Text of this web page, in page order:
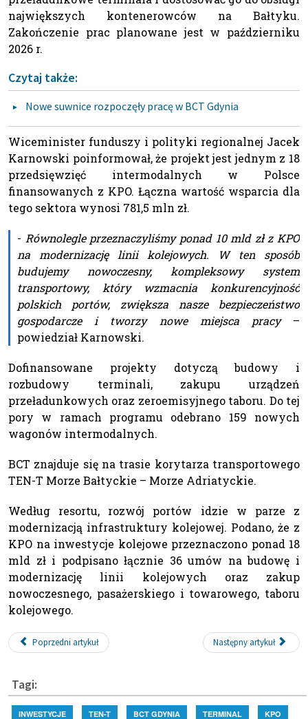
największych kontenerowców na Bałtyku.
Zakończenie prac planowane jest w październiku
2026 r.
Czytaj także:
Nowe suwnice rozpoczęły pracę w BCT Gdynia
Wiceminister funduszy i polityki regionalnej Jacek
Karnowski poinformował, że projekt jest jednym z 18
przedsięwzięć intermodalnych w Polsce
finansowanych z KPO. Łączna wartość wsparcia dla
tego sektora wynosi 781,5 mln zł.
- Równolegle przeznaczyliśmy ponad 10 mld zł z KPO
na modernizację linii kolejowych. W ten sposób
budujemy nowoczesny, kompleksowy system
transportowy, który wzmacnia konkurencyjność
polskich portów, zwiększa nasze bezpieczeństwo
gospodarcze i tworzy nowe miejsca pracy–
powiedział Karnowski.
Dofinansowane projekty dotyczą budowy i
rozbudowy terminali, zakupu urządzeń
przeładunkowych oraz zeroemisyjnego taboru. Do tej
pory w ramach programu odebrano 159 nowych
wagonów intermodalnych.
BCT znajduje się na trasie korytarza transportowego
TEN-T Morze Bałtyckie – Morze Adriatyckie.
Według resortu, rozwój portów idzie w parze z
modernizacją infrastruktury kolejowej. Podano, że z
KPO na inwestycje kolejowe przeznaczono ponad 18
mld zł i podpisano łącznie 36 umów na budowę i
modernizację linii kolejowych oraz zakup
nowoczesnego, pasażerskiego i towarowego, taboru
kolejowego.
Poprzedni artykuł Następny artykuł
Tagi:
INWESTYCJE TEN-T BCT GDYNIA TERMINAL KPO